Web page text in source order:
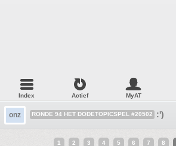
Index Actief MyAT
onz RONDE 94 HET DODETOPICSPEL #20502 :')
1 2 3 4 5 6 7 8